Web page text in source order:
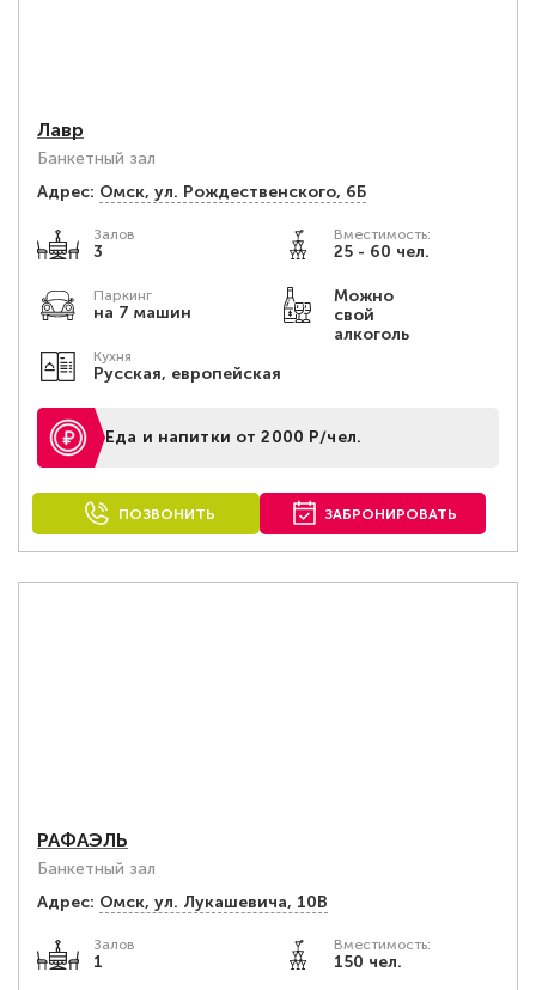
Лавр
Банкетный зал
Адрес: Омск, ул. Рождественского, 6Б
Залов
3
Вместимость:
25 - 60 чел.
Паркинг
на 7 машин
Можно
свой
алкоголь
Кухня
Русская, европейская
Еда и напитки от 2000 Р/чел.
ПОЗВОНИТЬ ЗАБРОНИРОВАТЬ
РАФАЭЛЬ
Банкетный зал
Адрес: Омск, ул. Лукашевича, 10В
Залов
1
Вместимость:
150 чел.